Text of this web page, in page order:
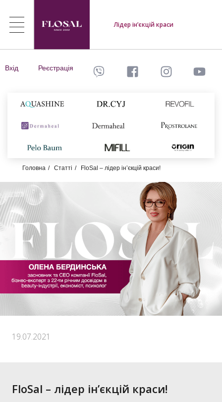
Лідер ін’єкцій краси
Вхід Реєстрація
Головна Статті FloSal – лідер ін’єкцій краси!
19.07.2021
FloSal – лідер ін’єкцій краси!